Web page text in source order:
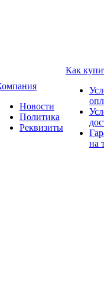
Новости
Политика
Реквизиты
Как
на